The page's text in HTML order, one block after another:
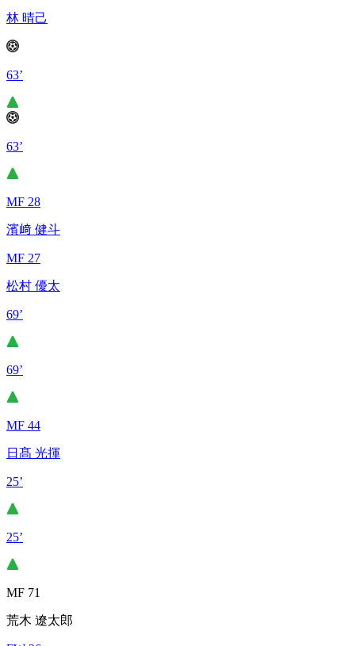
林 晴己
63’
63’
MF 28
濱﨑 健斗
MF 27
松村 優太
69’
69’
MF 44
日髙 光揮
25’
25’
MF 71
荒木 遼太郎